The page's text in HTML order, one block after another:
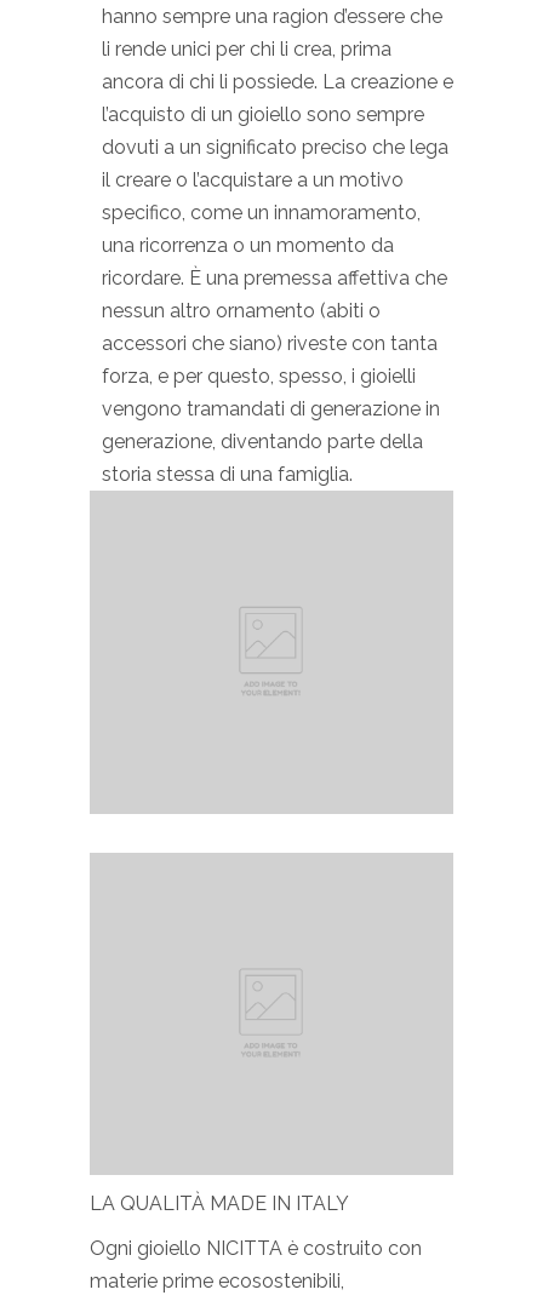
hanno sempre una ragion d’essere che
li rende unici per chi li crea, prima
ancora di chi li possiede. La creazione e
l’acquisto di un gioiello sono sempre
dovuti a un significato preciso che lega
il creare o l’acquistare a un motivo
specifico, come un innamoramento,
una ricorrenza o un momento da
ricordare. È una premessa affettiva che
nessun altro ornamento (abiti o
accessori che siano) riveste con tanta
forza, e per questo, spesso, i gioielli
vengono tramandati di generazione in
generazione, diventando parte della
storia stessa di una famiglia.
LA QUALITÀ MADE IN ITALY
Ogni gioiello NICITTA è costruito con
materie prime ecosostenibili,